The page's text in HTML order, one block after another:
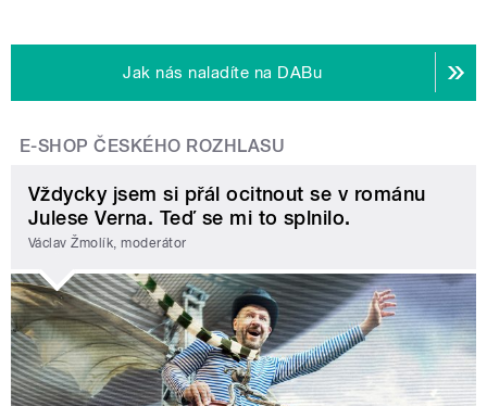
Jak nás naladíte na DABu
E-SHOP ČESKÉHO ROZHLASU
Vždycky jsem si přál ocitnout se v románu
Julese Verna. Teď se mi to splnilo.
Václav Žmolík, moderátor